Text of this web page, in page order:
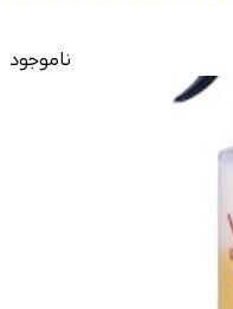
ناموجود